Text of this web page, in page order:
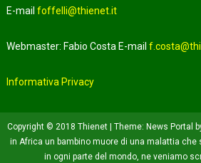
E-mailfoffelli@thienet.it
Webmaster: Fabio Costa E-mail
Informativa Privacy
Copyright © 2018 Thienet Theme: News Portal
in Africa un bambino muore di una malattia che
in ogni parte del mondo, ne veniamo